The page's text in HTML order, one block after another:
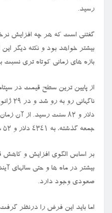
رسید.
گفتنی است که هر چه افزایش
بیشتر خواهد بود و نکته دیگر
بازه های زمانی کوتاه تری نسبت
جمعه گذشته، به ۴۳۴۱ دلار و ۵۲ سنت رسیده است.
بر اساس الگوی افزایش و کاهش
بیشتر در ماه ها و حتی سالهای
صعودی وجود دارد.
اما باید این فرض را درنظر